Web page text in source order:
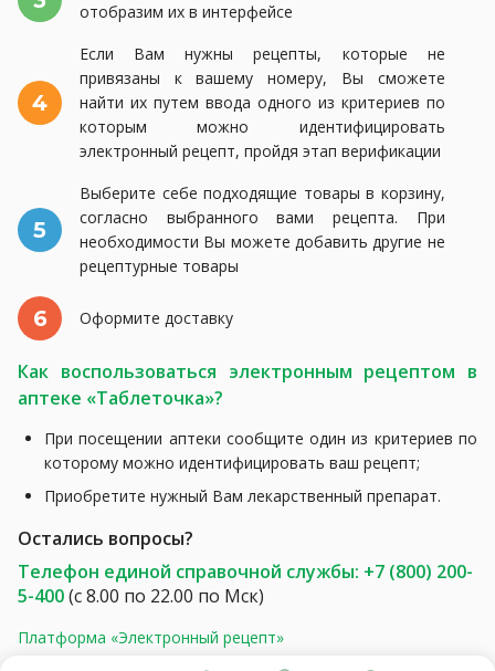
отобразим их в интерфейсе
4
Если Вам нужны рецепты, которые не
привязаны к вашему номеру, Вы сможете
найти их путем ввода одного из критериев по
которым можно идентифицировать
электронный рецепт, пройдя этап верификации
5
Выберите себе подходящие товары в корзину,
согласно выбранного вами рецепта. При
необходимости Вы можете добавить другие не
рецептурные товары
6 Оформите доставку
Как воспользоваться электронным рецептом в
аптеке «Таблеточка»?
При посещении аптеки сообщите один из критериев по
которому можно идентифицировать ваш рецепт;
Приобретите нужный Вам лекарственный препарат.
Остались вопросы?
Телефон единой справочной службы: +7 (800) 200-
5-400(с 8.00 по 22.00 по Мск)
Платформа «Электронный рецепт»